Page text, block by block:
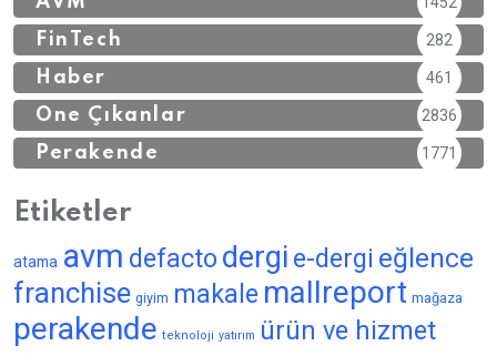
FinTech 282
Haber 461
Öne Çıkanlar 2836
Perakende 1771
Etiketler
atama avm defacto dergi e-dergi eğlence
franchise giyim makale mallreport mağaza
perakende teknoloji yatırım ürün ve hizmet